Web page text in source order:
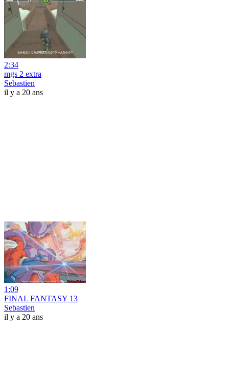
2:34
mgs 2 extra
Sebastien
il y a 20 ans
1:09
FINAL FANTASY 13
Sebastien
il y a 20 ans